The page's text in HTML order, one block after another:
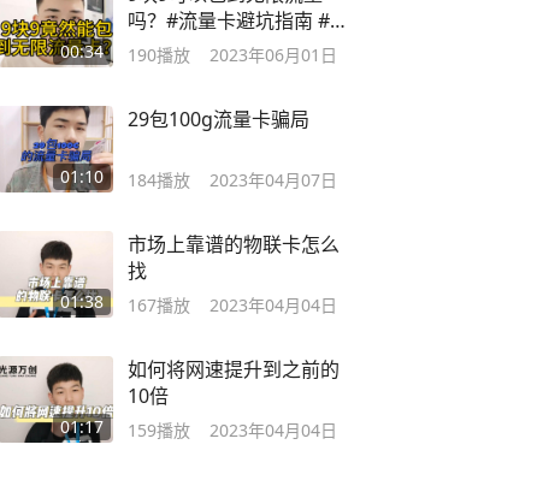
00:34
吗？#流量卡避坑指南 #物
联卡套路
190播放 2023年06月01日
01:10
29包100g流量卡骗局
184播放 2023年04月07日
01:38
市场上靠谱的物联卡怎么
找
167播放 2023年04月04日
01:17
如何将网速提升到之前的
10倍
159播放 2023年04月04日